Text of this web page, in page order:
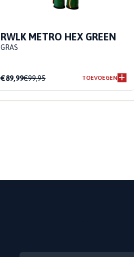
RWLK METRO HEX GREEN
GRAS
€89,99€99,95 TOEVOEGEN